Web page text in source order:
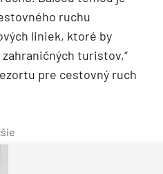
ruchu
liniek, ktoré by
turistov,“
pre cestovný ruch